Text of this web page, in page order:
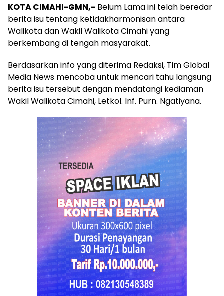
KOTA CIMAHI-GMN,- Belum Lama ini telah beredar
berita isu tentang ketidakharmonisan antara
Walikota dan Wakil Walikota Cimahi yang
berkembang di tengah masyarakat.
Berdasarkan info yang diterima Redaksi, Tim Global
Media News mencoba untuk mencari tahu langsung
berita isu tersebut dengan mendatangi kediaman
Wakil Walikota Cimahi, Letkol. Inf. Purn. Ngatiyana.